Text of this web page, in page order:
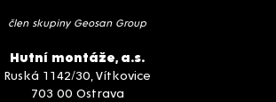
člen skupiny Geosan Group
Hutní montáže, a.s.
Ruská 1142/30, Vítkovice
703 00 Ostrava